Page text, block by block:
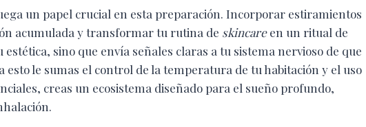
un papel crucial en esta preparación. Incorporar estiramientos
acumulada y transformar tu rutina de skincareen un ritual de
sino que envía señales claras a tu sistema nervioso de que
esto le sumas el control de la temperatura de tu habitación y el uso
creas un ecosistema diseñado para el sueño profundo,